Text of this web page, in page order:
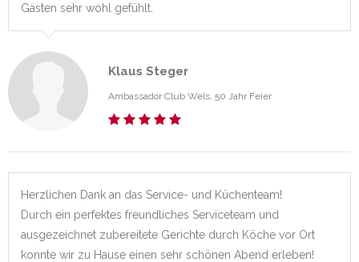
Gästen sehr wohl gefühlt.
Klaus Steger
Ambassador Club Wels, 50 Jahr Feier
Herzlichen Dank an das Service- und Küchenteam!
Durch ein perfektes freundliches Serviceteam und
ausgezeichnet zubereitete Gerichte durch Köche vor Ort
konnte wir zu Hause einen sehr schönen Abend erleben!